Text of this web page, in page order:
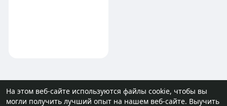
На этом веб-сайте используются файлы cookie, чтобы вы
могли получить лучший опыт на нашем веб-сайте. Выучить
© 2026 molodost.bz